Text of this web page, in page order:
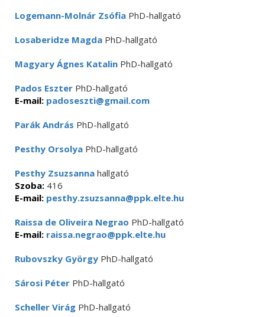
Logemann-Molnár Zsófia PhD-hallgató
Losaberidze Magda PhD-hallgató
Magyary Ágnes Katalin PhD-hallgató
Pados Eszter PhD-hallgató
E-mail: padoseszti@gmail.com
Parák András PhD-hallgató
Pesthy Orsolya PhD-hallgató
Pesthy Zsuzsanna hallgató
Szoba: 416
E-mail: pesthy.zsuzsanna@ppk.elte.hu
Raissa de Oliveira Negrao PhD-hallgató
E-mail: raissa.negrao@ppk.elte.hu
Rubovszky György PhD-hallgató
Sárosi Péter PhD-hallgató
Scheller Virág PhD-hallgató